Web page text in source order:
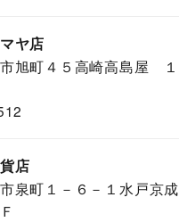
ヤ店
旭町４５高崎高島屋 １
店
泉町１－６－１水戸京成